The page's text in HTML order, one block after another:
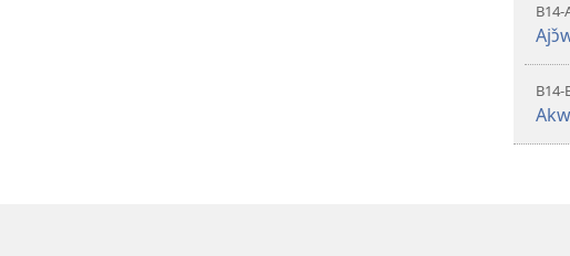
B14-
B14-